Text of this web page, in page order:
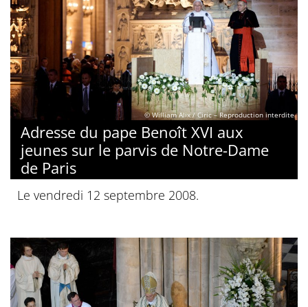
© William Alix / Ciric – Reproduction interdite
Adresse du pape Benoît XVI aux
jeunes sur le parvis de Notre-Dame
de Paris
Le vendredi 12 septembre 2008.